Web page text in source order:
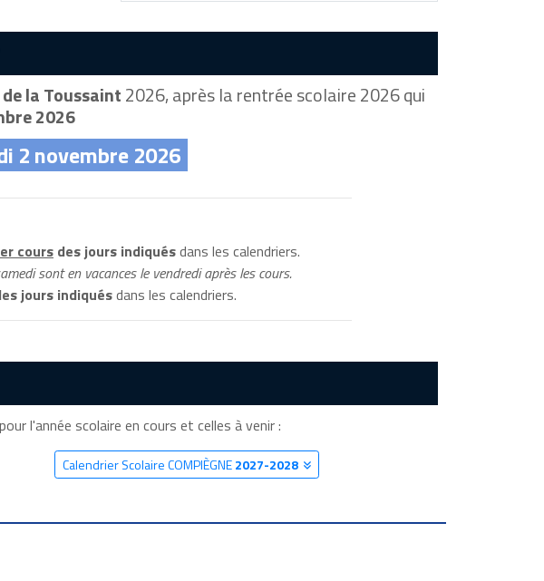
la Toussaint2026, après la rentrée scolaire 2026 qui
2026
2 novembre 2026
cours des jours indiquésdans les calendriers.
sont en vacances le vendredi après les cours.
jours indiquésdans les calendriers.
l'année scolaire en cours et celles à venir :
Calendrier Scolaire COMPIÈGNE2027-2028